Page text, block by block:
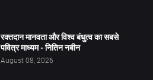
रक्तदान मानवता और विश्व बंधुत्व का सबसे
पवित्र माध्यम - नितिन नबीन
August 08, 2026